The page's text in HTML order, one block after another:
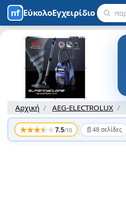
ΕύκολοΕγχειρίδιο
Αρχική AEG-ELECTROLUX
★★★★★7.5/10 📄48 σελίδες